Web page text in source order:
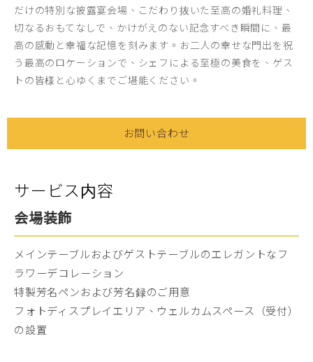
だけの特別な披露宴会場、こだわり抜いた至高の婚礼料理、
切なるおもてなしで、かけがえのない記念すべき瞬間に、最
高の感動と幸福な記憶を刻みます。お二人の幸せな門出を祝
う最高のロケーションで、シェフによる至極の美食を、ゲス
トの皆様と心ゆくまでご堪能ください。
お問い合わせ
サービス内容
会場装飾
メインテーブルおよびゲストテーブルのエレガントなフ
ラワーデコレーション
特製芳名ペンおよび芳名録のご用意
フォトディスプレイエリア、ウェルカムスペース（受付）
の設置